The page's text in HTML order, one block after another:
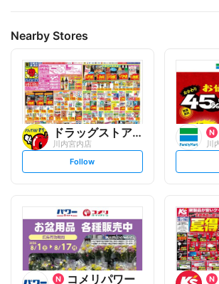
Nearby Stores
ドラッグストアモリ
川内宮内店
s
t
l
o
w
Follow
川
コメリパワー